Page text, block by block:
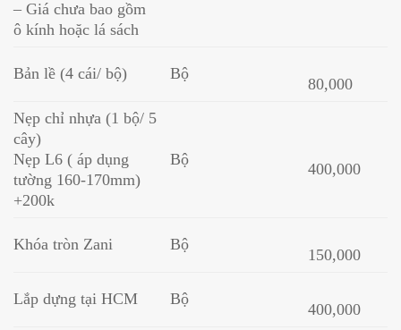
– Giá chưa bao gồm
ô kính hoặc lá sách
Bản lề (4 cái/ bộ) Bộ
80,000
Nẹp chỉ nhựa (1 bộ/ 5
cây)
Nẹp L6 ( áp dụng
tường 160-170mm)
+200k
Bộ
400,000
Khóa tròn Zani Bộ
150,000
Lắp dựng tại HCM Bộ
400,000